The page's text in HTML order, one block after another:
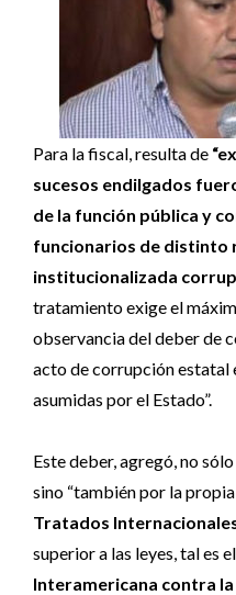
Para la fiscal, resulta de
sucesos endilgados
de la función pública y
funcionarios de distinto
institucionalizada
tratamiento exige el
observancia del deber de
acto de corrupción estatal
asumidas por el Estado”.
Este deber, agregó, no
sino “también por la propia
Tratados
superior a las leyes, tal es
Interamericana contra